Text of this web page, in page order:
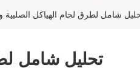
شامل لطرق لحام الهياكل الصلبية
تحليل شامل